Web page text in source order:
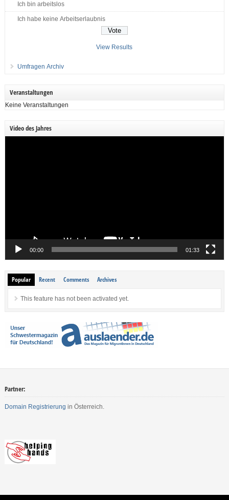
Ich bin arbeitslos
Ich habe keine Arbeitserlaubnis
View Results
Umfragen Archiv
Veranstaltungen
Keine Veranstaltungen
Video des Jahres
00:00 01:33
Popular Recent Comments Archives
This feature has not been activated yet.
Partner:
Domain Registrierung in Österreich.